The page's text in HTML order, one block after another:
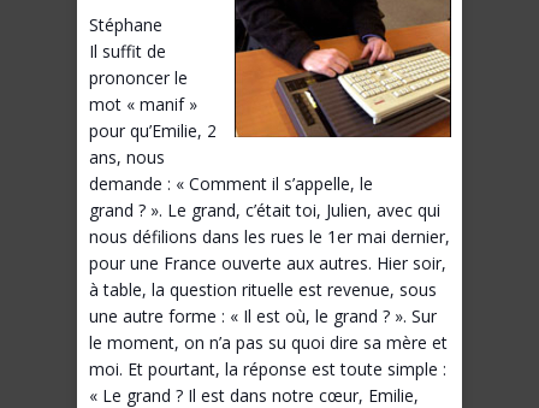
Stéphane
Il suffit de
prononcer le
mot « manif »
pour qu’Emilie, 2
ans, nous
demande : « Comment il s’appelle, le
grand ? ». Le grand, c’était toi, Julien, avec qui
nous défilions dans les rues le 1er mai dernier,
pour une France ouverte aux autres. Hier soir,
à table, la question rituelle est revenue, sous
une autre forme : « Il est où, le grand ? ». Sur
le moment, on n’a pas su quoi dire sa mère et
moi. Et pourtant, la réponse est toute simple :
« Le grand ? Il est dans notre cœur, Emilie,